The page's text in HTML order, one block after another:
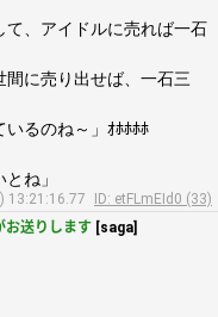
、アイドルに売れば一石
に売り出せば、一石三
るのね～」ｵﾎﾎﾎﾎ
ね」
13:21:16.77
ID: etFLmEId0 (33)
お送りします [saga]